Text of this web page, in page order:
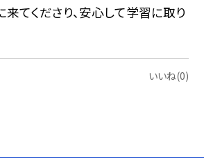
てくださり、安心して学習に取り
いいね(0)